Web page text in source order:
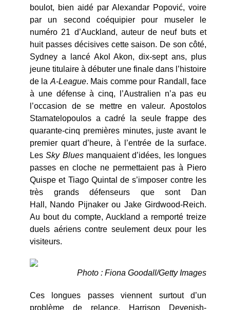
boulot, bien aidé par Alexandar Popović, voire
par un second coéquipier pour museler le
numéro 21 d’Auckland, auteur de neuf buts et
huit passes décisives cette saison. De son côté,
Sydney a lancé Akol Akon, dix-sept ans, plus
jeune titulaire à débuter une finale dans l’histoire
de la A-League. Mais comme pour Randall, face
à une défense à cinq, l’Australien n’a pas eu
l’occasion de se mettre en valeur. Apostolos
Stamatelopoulos a cadré la seule frappe des
quarante-cinq premières minutes, juste avant le
premier quart d’heure, à l’entrée de la surface.
LesSky Blues manquaient d’idées, les longues
passes en cloche ne permettaient pas à Piero
Quispe et Tiago Quintal de s’imposer contre les
très grands défenseurs que sont Dan
Hall, Nando Pijnaker ou Jake Girdwood-Reich.
Au bout du compte, Auckland a remporté treize
duels aériens contre seulement deux pour les
visiteurs.
Photo : Fiona Goodall/Getty Images
Ces longues passes viennent surtout d’un
problème de relance. Harrison Devenish-